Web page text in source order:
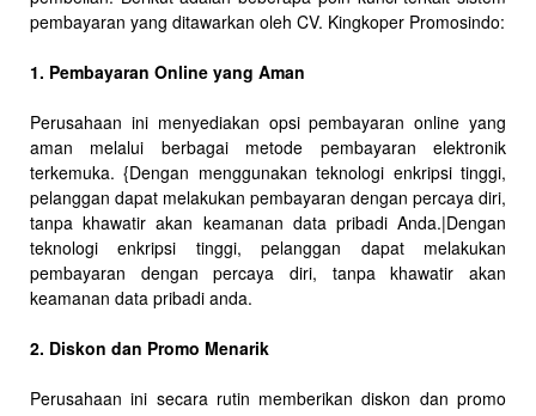
pembayaran yang ditawarkan oleh CV. Kingkoper Promosindo:
1. Pembayaran Online yang Aman
Perusahaan ini menyediakan opsi pembayaran online yang
aman melalui berbagai metode pembayaran elektronik
terkemuka. {Dengan menggunakan teknologi enkripsi tinggi,
pelanggan dapat melakukan pembayaran dengan percaya diri,
tanpa khawatir akan keamanan data pribadi Anda.|Dengan
teknologi enkripsi tinggi, pelanggan dapat melakukan
pembayaran dengan percaya diri, tanpa khawatir akan
keamanan data pribadi anda.
2. Diskon dan Promo Menarik
Perusahaan ini secara rutin memberikan diskon dan promo